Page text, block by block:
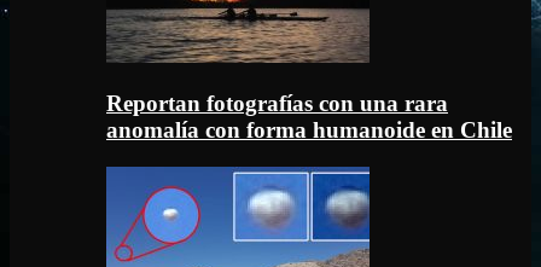
Reportan fotografías con una rara
anomalía con forma humanoide en Chile